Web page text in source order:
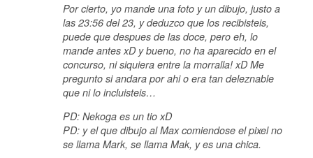
Por cierto, yo mande una foto y un dibujo, justo a
las 23:56 del 23, y deduzco que los recibisteis,
puede que despues de las doce, pero eh, lo
mande antes xD y bueno, no ha aparecido en el
concurso, ni siquiera entre la morralla! xD Me
pregunto si andara por ahi o era tan deleznable
que ni lo incluisteis…
PD: Nekoga es un tio xD
PD: y el que dibujo al Max comiendose el pixel no
se llama Mark, se llama Mak, y es una chica.